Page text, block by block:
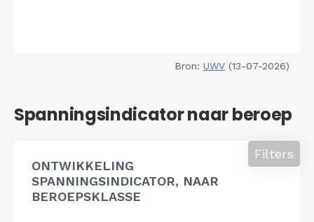
Bron: UWV (13-07-2026)
Spanningsindicator naar beroep
ONTWIKKELING
SPANNINGSINDICATOR, NAAR
BEROEPSKLASSE
Filters